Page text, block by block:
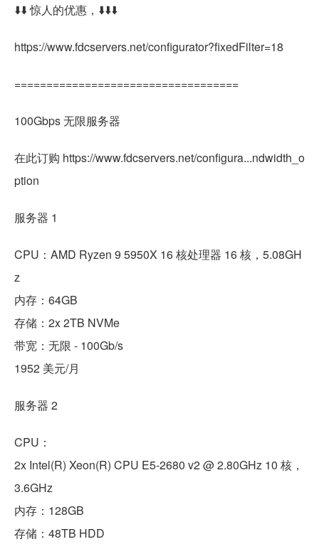
​​⬇️​​⬇️ 惊人的优惠，⬇️⬇️⬇️
https://www.fdcservers.net/configurator?fixedFilter=18
===================================
100Gbps 无限服务器
在此订购 https://www.fdcservers.net/configura...ndwidth_o
ption
服务器 1
CPU：AMD Ryzen 9 5950X 16 核处理器 16 核，5.08GH
z
内存：64GB
存储：2x 2TB NVMe
带宽：无限 - 100Gb/s
1952 美元/月
服务器 2
CPU：
2x Intel(R) Xeon(R) CPU E5-2680 v2 @ 2.80GHz 10 核，
3.6GHz
内存：128GB
存储：48TB HDD